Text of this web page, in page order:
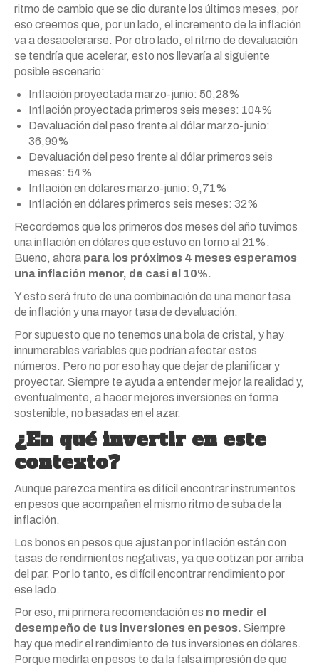
ritmo de cambio que se dio durante los últimos meses, por
eso creemos que, por un lado, el incremento de la inflación
va a desacelerarse. Por otro lado, el ritmo de devaluación
se tendría que acelerar, esto nos llevaría al siguiente
posible escenario:
Inflación proyectada marzo-junio: 50,28%
Inflación proyectada primeros seis meses: 104%
Devaluación del peso frente al dólar marzo-junio:
36,99%
Devaluación del peso frente al dólar primeros seis
meses: 54%
Inflación en dólares marzo-junio: 9,71%
Inflación en dólares primeros seis meses: 32%
Recordemos que los primeros dos meses del año tuvimos
una inflación en dólares que estuvo en torno al 21%.
Bueno, ahora para los próximos 4 meses esperamos
una inflación menor, de casi el 10%.
Y esto será fruto de una combinación de una menor tasa
de inflación y una mayor tasa de devaluación.
Por supuesto que no tenemos una bola de cristal, y hay
innumerables variables que podrían afectar estos
números. Pero no por eso hay que dejar de planificar y
proyectar. Siempre te ayuda a entender mejor la realidad y,
eventualmente, a hacer mejores inversiones en forma
sostenible, no basadas en el azar.
¿En qué invertir en este
contexto?
Aunque parezca mentira es difícil encontrar instrumentos
en pesos que acompañen el mismo ritmo de suba de la
inflación.
Los bonos en pesos que ajustan por inflación están con
tasas de rendimientos negativas, ya que cotizan por arriba
del par. Por lo tanto, es difícil encontrar rendimiento por
ese lado.
Por eso, mi primera recomendación es no medir el
desempeño de tus inversiones en pesos. Siempre
hay que medir el rendimiento de tus inversiones en dólares.
Porque medirla en pesos te da la falsa impresión de que